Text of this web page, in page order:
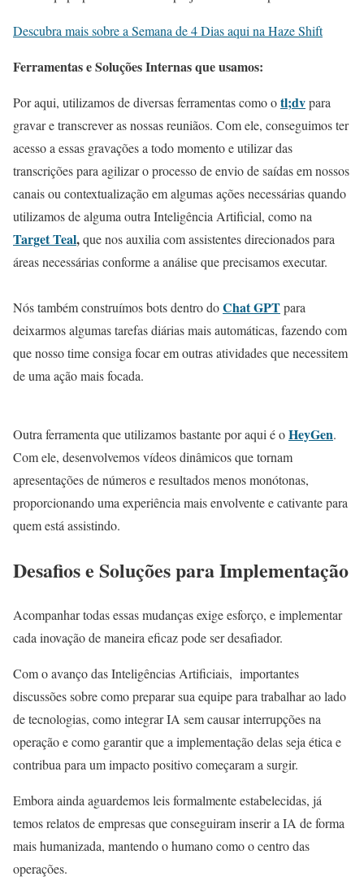
Descubra mais sobre a Semana de 4 Dias aqui na Haze Shift
Ferramentas e Soluções Internas que usamos:
Por aqui, utilizamos de diversas ferramentas como otl;dvpara
gravar e transcrever as nossas reuniãos. Com ele, conseguimos ter
acesso a essas gravações a todo momento e utilizar das
transcrições para agilizar o processo de envio de saídas em nossos
canais ou contextualização em algumas ações necessárias quando
utilizamos de alguma outra Inteligência Artificial, como na
Target Teal,que nos auxilia com assistentes direcionados para
áreas necessárias conforme a análise que precisamos executar.
Nós também construímos bots dentro doChat GPTpara
deixarmos algumas tarefas diárias mais automáticas, fazendo com
que nosso time consiga focar em outras atividades que necessitem
de uma ação mais focada.
Outra ferramenta que utilizamos bastante por aqui é oHeyGen.
Com ele, desenvolvemos vídeos dinâmicos que tornam
apresentações de números e resultados menos monótonas,
proporcionando uma experiência mais envolvente e cativante para
quem está assistindo.
Desafios e Soluções para Implementação
Acompanhar todas essas mudanças exige esforço, e implementar
cada inovação de maneira eficaz pode ser desafiador.
Com o avanço das Inteligências Artificiais, importantes
discussões sobre como preparar sua equipe para trabalhar ao lado
de tecnologias, como integrar IA sem causar interrupções na
operação e como garantir que a implementação delas seja ética e
contribua para um impacto positivo começaram a surgir.
Embora ainda aguardemos leis formalmente estabelecidas, já
temos relatos de empresas que conseguiram inserir a IA de forma
mais humanizada, mantendo o humano como o centro das
operações.